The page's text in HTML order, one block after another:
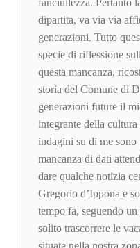
fanciullezza. Pertanto
dipartita, va via via
generazioni. Tutto
specie di riflessione
questa mancanza,
storia del Comune di
generazioni future il
integrante della
indagini su di me
mancanza di dati
dare qualche notizia
Gregorio d’Ippona e
tempo fa, seguendo
solito trascorrere le